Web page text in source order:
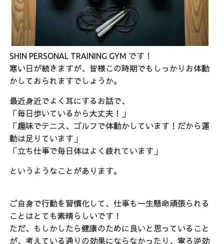
SHIN PERSONAL TRAINING GYM です！
寒い日が続きますが、皆様この時期でもしっかりお体動
かしておられますでしょうか。
最近身近でよく耳にするお話で、
「毎日歩いているから大丈夫！」
「趣味でテニス、ゴルフで体動かしています！だから運
動は足りています」
「立ち仕事で毎日体はよく疲れています」
というようなことがあります。
ご自身で行動を習慣化して、仕事も一生懸命頑張られる
ことはとても素晴らしいです！
ただ、もしかしたら健康のために良いと思っていること
が、考えている通りの効果にならなかったり、寧ろ逆効